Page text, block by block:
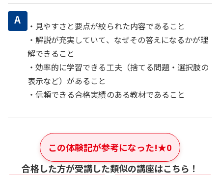
A
・見やすさと要点が絞られた内容であること
・解説が充実していて、なぜその答えになるかが理
解できること
・効率的に学習できる工夫（捨てる問題・選択肢の
表示など）があること
・信頼できる合格実績のある教材であること
この体験記が参考になった!★0
合格した方が受講した類似の講座はこちら！